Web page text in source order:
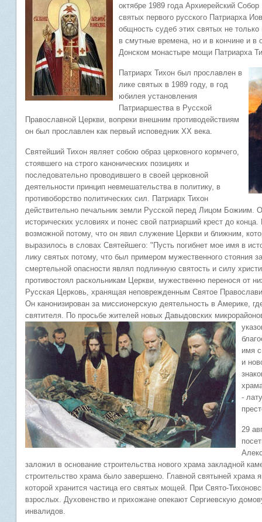
октябре 1989 года Архиерейский
святых первого русского Патриарха
общность судеб этих святых не
в смутные времена, но и в кончине и в
Донском монастыре мощи Патриарха
Патриарх Тихон был прославлен в
лике святых в 1989 году, в год
юбилея установления
Патриаршества в Русской
Православной Церкви, вопреки внешним противодействиям
он был прославлен как первый исповедник XX века.
Святейший Тихон являет собою образ церковного кормчего,
стоявшего на строго канонических позициях и
последовательно проводившего в своей церковной
деятельности принцип невмешательства в политику, в
противоборство политических сил. Патриарх Тихон
действительно печальник земли Русской перед Лицом Божиим.
исторических условиях и понес свой патриарший крест до
возможной потому, что он явил служение Церкви и ближним,
выразилось в словах Святейшего: "Пусть погибнет мое имя в
лику святых потому, что был примером мужественного стояния
смертельной опасности являл подлинную святость и силу
противостоял раскольникам Церкви, мужественно перенося от
Русская Церковь, хранящая неповрежденным Святое
Он канонизирован за миссионерскую деятельность в Америке,
святителя. По просьбе жителей новых Давыдовских
имя
и
-
29
заложил в основание строительства нового храма закладной
строительство храма было завершено. Главной святыней храма
которой хранится частица его святых мощей. При Свято-
взрослых. Духовенство и прихожане опекают Сергиевскую
инвалидов.